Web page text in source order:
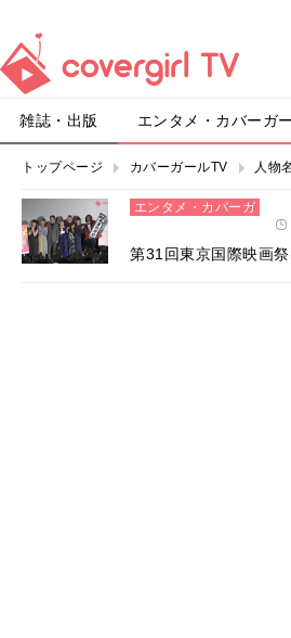
雑誌・出版 エンタメ・カバーガ
トップページ カバーガールTV 人物
エンタメ・カバーガ
第31回東京国際映画